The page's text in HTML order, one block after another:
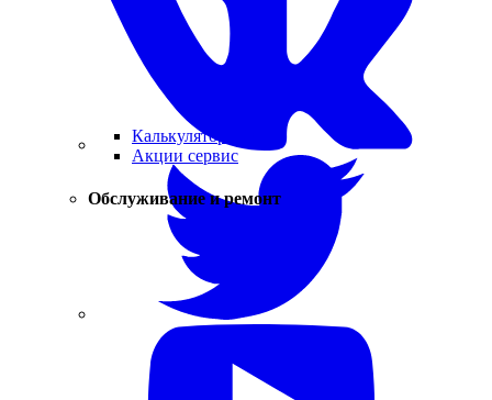
Калькулятор ТО
Акции сервис
Обслуживание и ремонт